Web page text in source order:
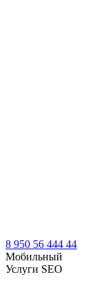
8 950 56 444 44
Мобильный
Услуги SEO